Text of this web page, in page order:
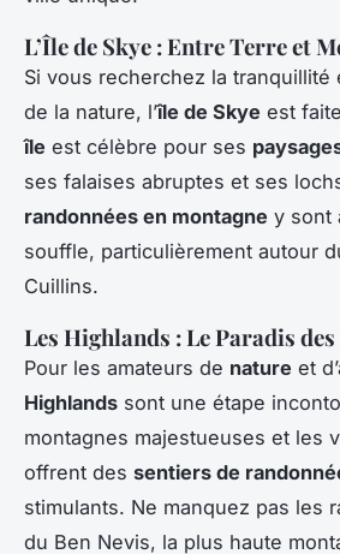
L’Île de Skye : Entre Terre et
Si vous recherchez la tranquillité
de la nature, l’île de Skye est
île est célèbre pour ses
ses falaises abruptes et ses
randonnées en montagne y sont
souffle, particulièrement autour
Cuillins.
Les Highlands : Le Paradis
Pour les amateurs de nature et
Highlands sont une étape
montagnes majestueuses et les
offrent des sentiers de
stimulants. Ne manquez pas les
du Ben Nevis, la plus haute